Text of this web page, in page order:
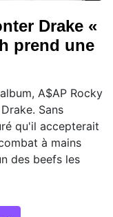
Drake «
prend une
A$AP Rocky
Sans
qu'il accepterait
à mains
des beefs les